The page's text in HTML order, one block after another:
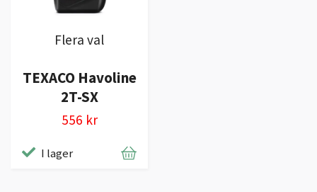
Flera val
TEXACO Havoline
2T-SX
556 kr
I lager